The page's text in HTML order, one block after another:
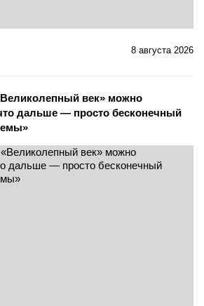
8 августа 2026
век» можно
дальше — просто бесконечный